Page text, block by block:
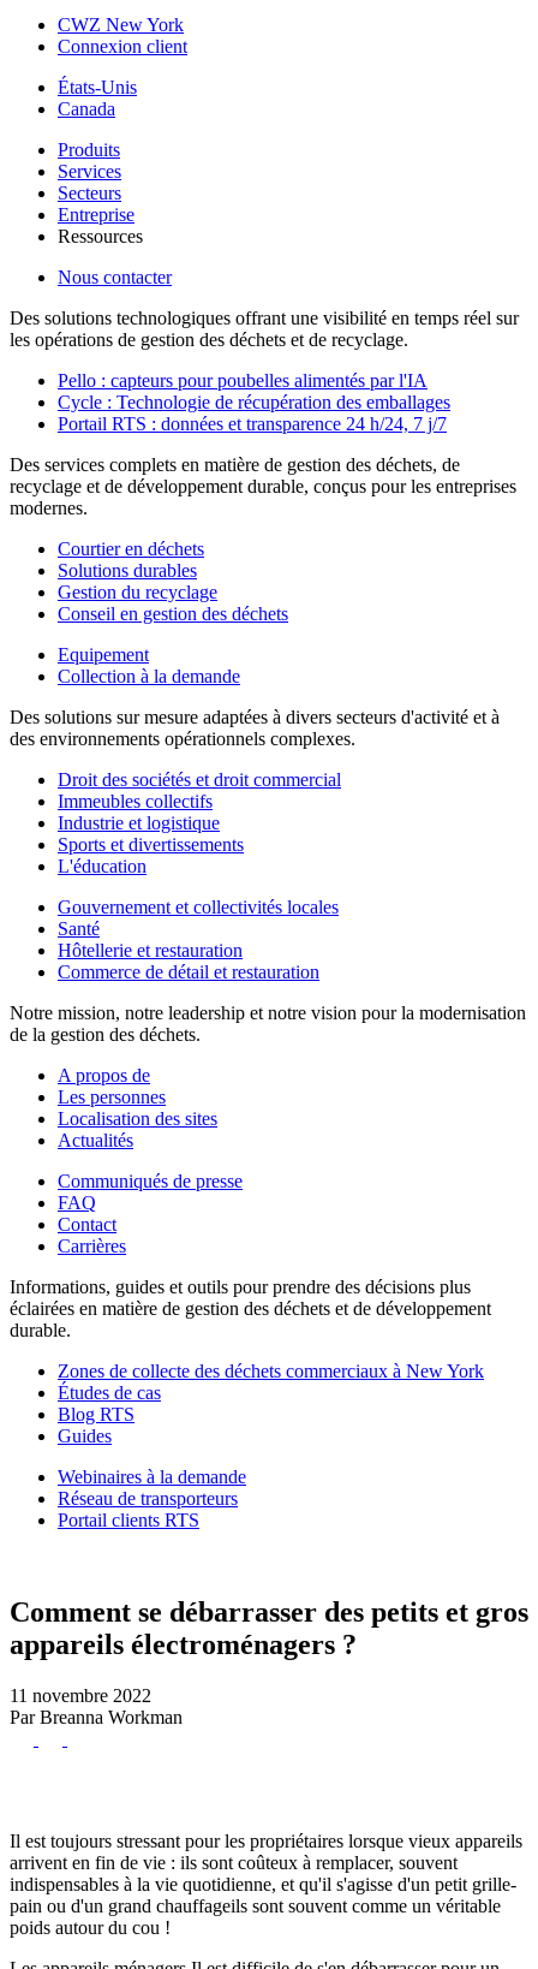
CWZ New York
Connexion client
États-Unis
Canada
Produits
Services
Secteurs
Entreprise
Ressources
Nous contacter
Des solutions technologiques offrant une visibilité en temps réel sur
les opérations de gestion des déchets et de recyclage.
Pello : capteurs pour poubelles alimentés par l'IA
Cycle : Technologie de récupération des emballages
Portail RTS : données et transparence 24 h/24, 7 j/7
Des services complets en matière de gestion des déchets, de
recyclage et de développement durable, conçus pour les entreprises
modernes.
Courtier en déchets
Solutions durables
Gestion du recyclage
Conseil en gestion des déchets
Equipement
Collection à la demande
Des solutions sur mesure adaptées à divers secteurs d'activité et à
des environnements opérationnels complexes.
Droit des sociétés et droit commercial
Immeubles collectifs
Industrie et logistique
Sports et divertissements
L'éducation
Gouvernement et collectivités locales
Santé
Hôtellerie et restauration
Commerce de détail et restauration
Notre mission, notre leadership et notre vision pour la modernisation
de la gestion des déchets.
A propos de
Les personnes
Localisation des sites
Actualités
Communiqués de presse
FAQ
Contact
Carrières
Informations, guides et outils pour prendre des décisions plus
éclairées en matière de gestion des déchets et de développement
durable.
Zones de collecte des déchets commerciaux à New York
Études de cas
Blog RTS
Guides
Webinaires à la demande
Réseau de transporteurs
Portail clients RTS
Comment se débarrasser des petits et gros
appareils électroménagers ?
11 novembre 2022
Par Breanna Workman
Il est toujours stressant pour les propriétaires lorsque vieux appareils
arrivent en fin de vie : ils sont coûteux à remplacer, souvent
indispensables à la vie quotidienne, et qu'il s'agisse d'un petit grille-
pain ou d'un grand chauffageils sont souvent comme un véritable
poids autour du cou !